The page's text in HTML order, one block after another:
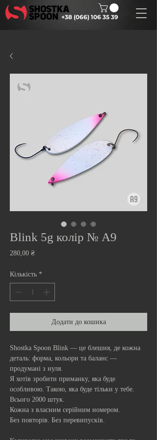
+38 (066) 106 35 39
Blink 5g колір № A9
280,00 ₴Ціна
Кількість *
Додати до кошика
Shostka Spoon Blink — це блешня, де кожна
деталь: форма, кольори та баланс —
продумані з нуля.
Я хотів зробити приманку, яка буде
особливою. Такою, яка буде тільки у тебе.
Всього 2000 штук.
Кожна з власним серійним номером.
Без повторів. Без перевипусків.